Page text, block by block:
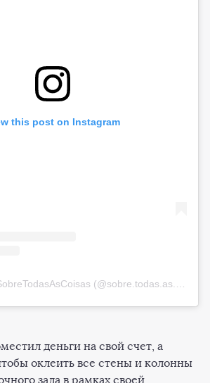
this post on Instagram
A post shared by SobreTodasAsCoisas (@sobre.todas.as.coisas)
деньги на свой счет, а
оклеить все стены и колонны
зала в рамках своей